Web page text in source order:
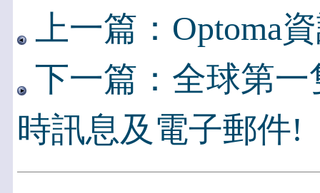
上一篇：Optoma
下一篇：全球第
時訊息及電子郵件!